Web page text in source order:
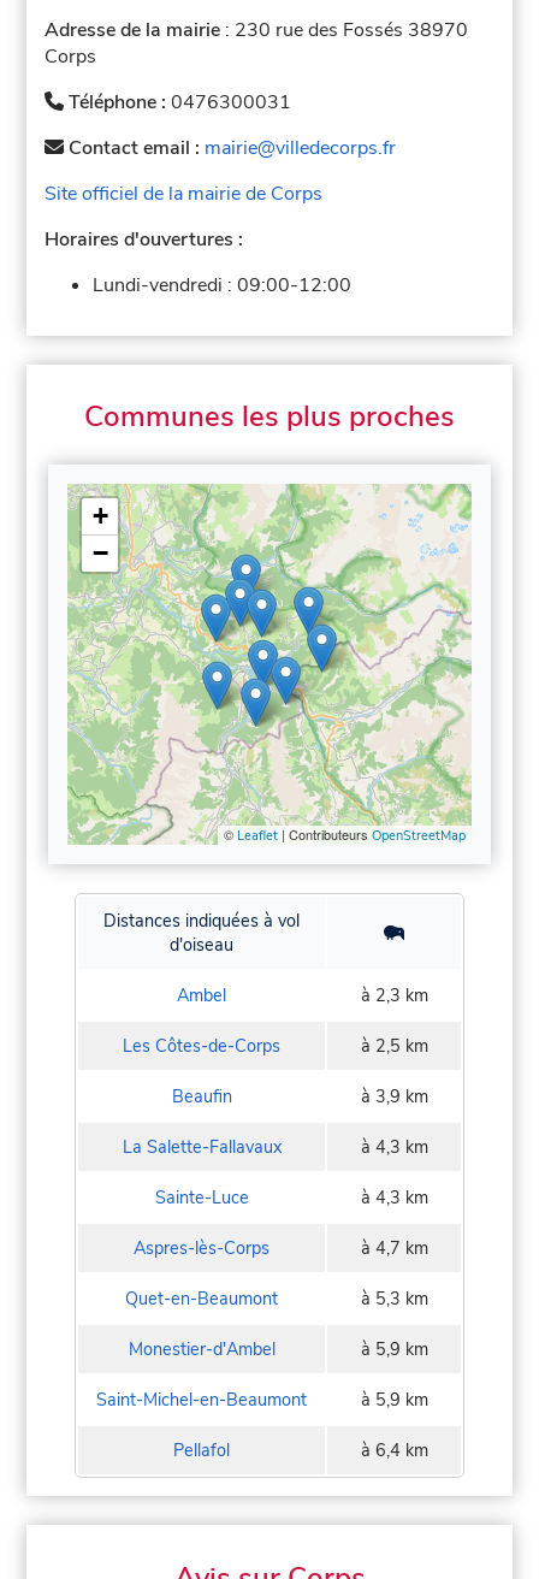
Adresse de la mairie : 230 rue des Fossés 38970
Corps
Téléphone :0476300031
Contact email : mairie@villedecorps.fr
Site officiel de la mairie de Corps
Horaires d'ouvertures :
Lundi-vendredi :09:00-12:00
Communes les plus proches
+
−
© Leaflet| Contributeurs OpenStreetMap
Distances indiquées à vol
d'oiseau
Ambel à 2,3 km
Les Côtes-de-Corps à 2,5 km
Beaufin à 3,9 km
La Salette-Fallavaux à 4,3 km
Sainte-Luce à 4,3 km
Aspres-lès-Corps à 4,7 km
Quet-en-Beaumont à 5,3 km
Monestier-d'Ambel à 5,9 km
Saint-Michel-en-Beaumont à 5,9 km
Pellafol à 6,4 km